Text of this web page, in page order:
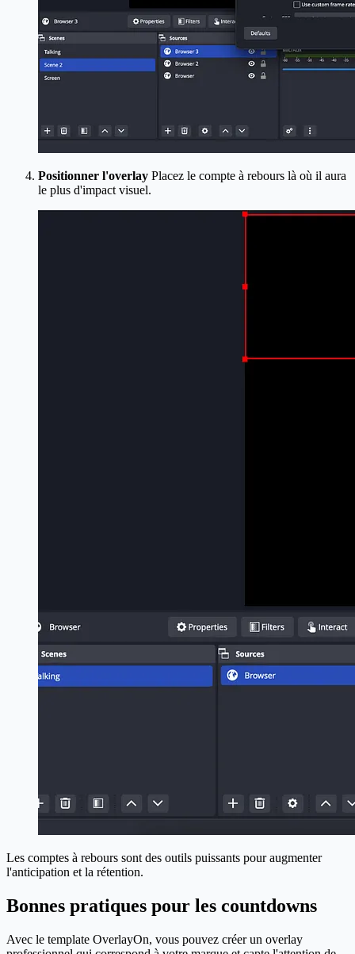
Positionner l'overlay Placez le compte à rebours là où il aura
le plus d'impact visuel.
Les comptes à rebours sont des outils puissants pour augmenter
l'anticipation et la rétention.
Bonnes pratiques pour les countdowns
Avec le template OverlayOn, vous pouvez créer un overlay